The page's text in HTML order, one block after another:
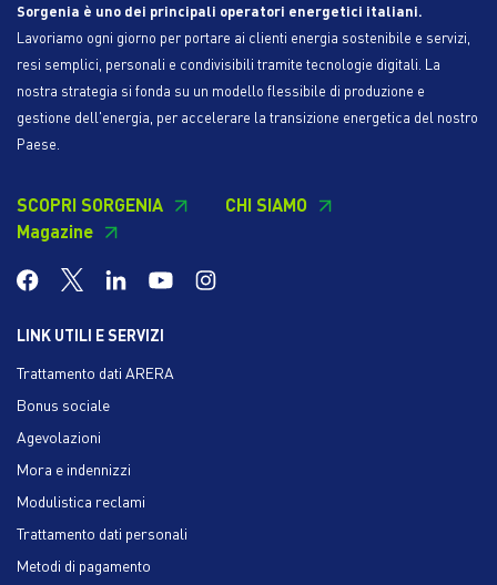
Sorgenia è uno dei principali operatori energetici italiani.
Lavoriamo ogni giorno per portare ai clienti energia sostenibile e servizi,
resi semplici, personali e condivisibili tramite tecnologie digitali. La
nostra strategia si fonda su un modello flessibile di produzione e
gestione dell'energia, per accelerare la transizione energetica del nostro
Paese.
SCOPRI SORGENIA
CHI SIAMO
Magazine
LINK UTILI E SERVIZI
Trattamento dati ARERA
Bonus sociale
Agevolazioni
Mora e indennizzi
Modulistica reclami
Trattamento dati personali
Metodi di pagamento